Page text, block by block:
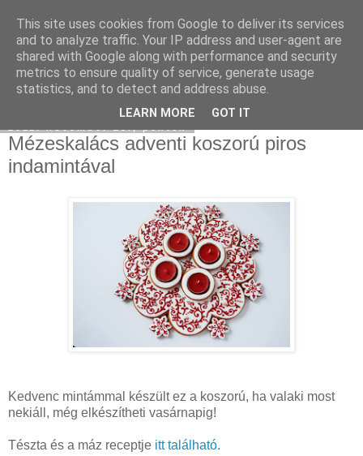
Moha Konyha
Mézeskalács adventi koszorú piros
indamintával
Kedvenc mintámmal készült ez a koszorú, ha valaki most
nekiáll, még elkészítheti vasárnapig!
Tészta és a máz receptje itt található.
This site uses cookies from Google to deliver its services
and to analyze traffic. Your IP address and user-agent are
shared with Google along with performance and security
metrics to ensure quality of service, generate usage
statistics, and to detect and address abuse.
LEARN MORE GOT IT